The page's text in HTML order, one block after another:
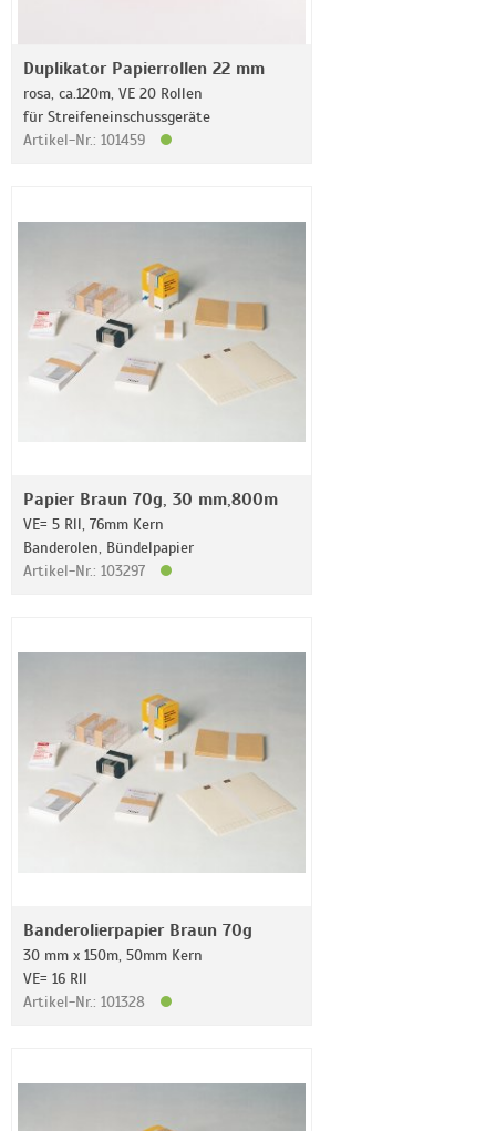
Duplikator Papierrollen 22 mm
rosa, ca.120m, VE 20 Rollen
für Streifeneinschussgeräte
Artikel-Nr.: 101459
Papier Braun 70g, 30 mm,800m
VE= 5 Rll, 76mm Kern
Banderolen, Bündelpapier
Artikel-Nr.: 103297
Banderolierpapier Braun 70g
30 mm x 150m, 50mm Kern
VE= 16 Rll
Artikel-Nr.: 101328